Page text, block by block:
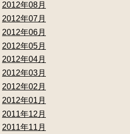
2012年08月
2012年07月
2012年06月
2012年05月
2012年04月
2012年03月
2012年02月
2012年01月
2011年12月
2011年11月